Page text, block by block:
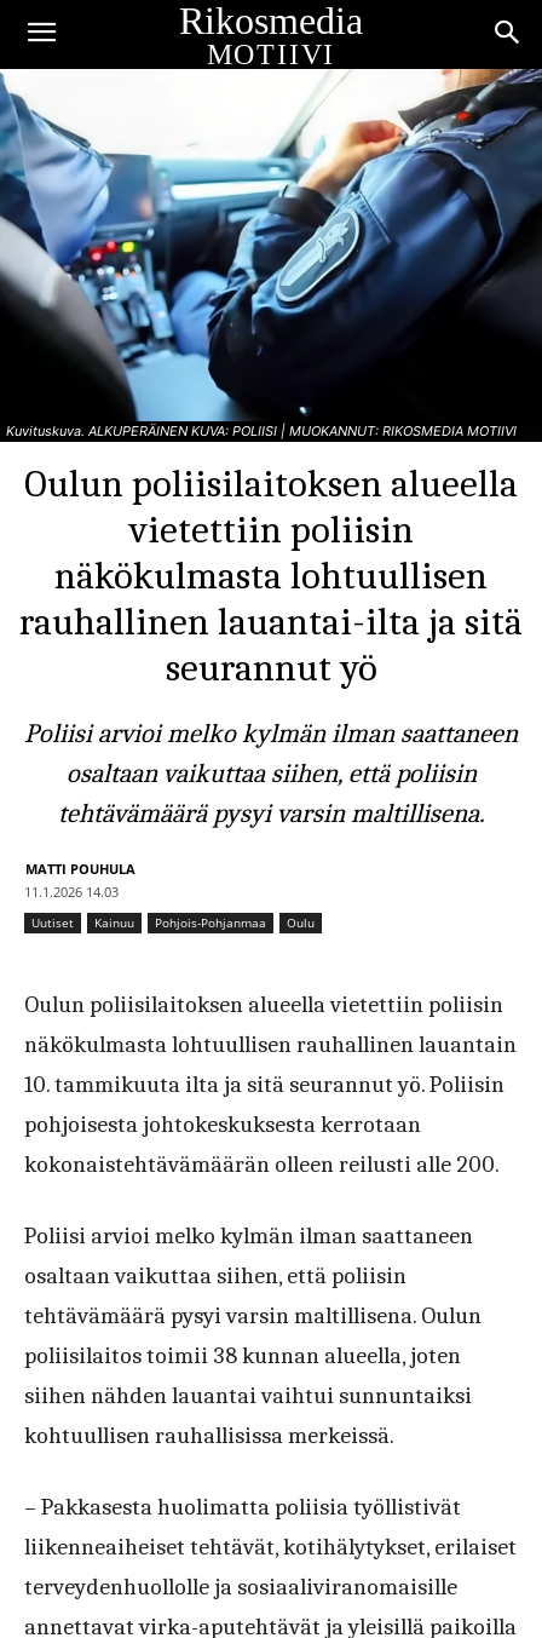
Rikosmedia
MOTIIVI
Kuvituskuva. ALKUPERÄINEN KUVA: POLIISI | MUOKANNUT: RIKOSMEDIA MOTIIVI
Oulun poliisilaitoksen alueella
vietettiin poliisin
näkökulmasta lohtuullisen
rauhallinen lauantai-ilta ja sitä
seurannut yö
Poliisi arvioi melko kylmän ilman saattaneen
osaltaan vaikuttaa siihen, että poliisin
tehtävämäärä pysyi varsin maltillisena.
MATTI POUHULA
11.1.2026 14.03
Uutiset Kainuu Pohjois-Pohjanmaa Oulu
Oulun poliisilaitoksen alueella vietettiin poliisin
näkökulmasta lohtuullisen rauhallinen lauantain
10. tammikuuta ilta ja sitä seurannut yö. Poliisin
pohjoisesta johtokeskuksesta kerrotaan
kokonaistehtävämäärän olleen reilusti alle 200.
Poliisi arvioi melko kylmän ilman saattaneen
osaltaan vaikuttaa siihen, että poliisin
tehtävämäärä pysyi varsin maltillisena. Oulun
poliisilaitos toimii 38 kunnan alueella, joten
siihen nähden lauantai vaihtui sunnuntaiksi
kohtuullisen rauhallisissa merkeissä.
– Pakkasesta huolimatta poliisia työllistivät
liikenneaiheiset tehtävät, kotihälytykset, erilaiset
terveydenhuollolle ja sosiaaliviranomaisille
annettavat virka-aputehtävät ja yleisillä paikoilla